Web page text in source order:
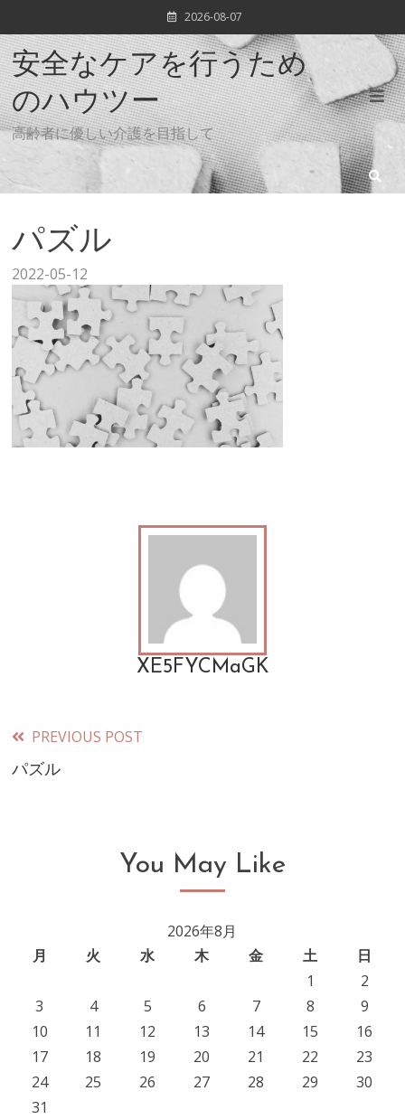
to
content
2026-08-07
安全なケアを行うため
のハウツー
高齢者に優しい介護を目指して
パズル
2022-05-12
XE5FYCMaGK
Read
more
PREVIOUS POST
パズル
You May Like
2026年8月
月
火 水 木 金 土
日
1
2
3
4 5 6 7 8
9
10
11 12 13 14 15
16
17
18 19 20 21 22
23
24
25 26 27 28 29
30
31